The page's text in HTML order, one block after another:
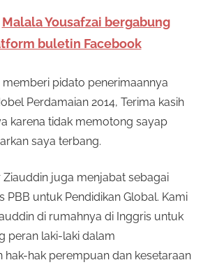
Malala Yousafzai bergabung
buletin Facebook
memberi pidato penerimaannya
Perdamaian 2014, Terima kasih
karena tidak memotong sayap
saya terbang.
Ziauddin juga menjabat sebagai
PBB untuk Pendidikan Global. Kami
di rumahnya di Inggris untuk
peran laki-laki dalam
hak perempuan dan kesetaraan